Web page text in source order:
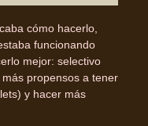
cómo hacerlo,
funcionando
mejor: selectivo
propensos a tener
y hacer más